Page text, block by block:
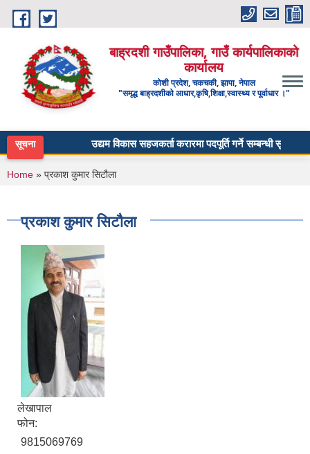
Skip to main content
बाह्रदशी गाउँपालिका, गाउँ कार्यपालिकाको
कार्यालय
कोशी प्रदेश, चकचकी, झापा, नेपाल
"समृद्ध बाह्रदशीको आधार,कृषि,शिक्षा,स्वास्थ्य र पूर्वाधार ।"
सूचना उद्यम विकास सहजकर्ता करारमा पदपूर्ति गर्ने सम्बन्धी सूचना ।
You are here
Home » प्रकाश कुमार सिटौला
प्रकाश कुमार सिटौला
लेखापाल
फोन:
9815069769